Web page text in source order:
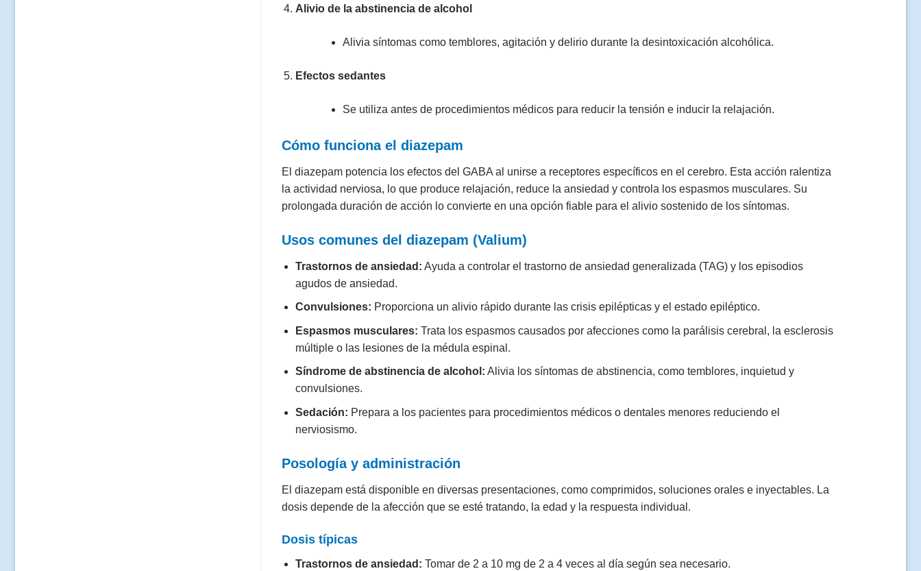
Alivio de la abstinencia de alcohol
Alivia síntomas como temblores, agitación y delirio durante la desintoxicación alcohólica.
Efectos sedantes
Se utiliza antes de procedimientos médicos para reducir la tensión e inducir la relajación.
Cómo funciona el diazepam
El diazepam potencia los efectos del GABA al unirse a receptores específicos en el cerebro. Esta acción ralentiza
la actividad nerviosa, lo que produce relajación, reduce la ansiedad y controla los espasmos musculares. Su
prolongada duración de acción lo convierte en una opción fiable para el alivio sostenido de los síntomas.
Usos comunes del diazepam (Valium)
Trastornos de ansiedad: Ayuda a controlar el trastorno de ansiedad generalizada (TAG) y los episodios
agudos de ansiedad.
Convulsiones: Proporciona un alivio rápido durante las crisis epilépticas y el estado epiléptico.
Espasmos musculares: Trata los espasmos causados por afecciones como la parálisis cerebral, la esclerosis
múltiple o las lesiones de la médula espinal.
Síndrome de abstinencia de alcohol: Alivia los síntomas de abstinencia, como temblores, inquietud y
convulsiones.
Sedación: Prepara a los pacientes para procedimientos médicos o dentales menores reduciendo el
nerviosismo.
Posología y administración
El diazepam está disponible en diversas presentaciones, como comprimidos, soluciones orales e inyectables. La
dosis depende de la afección que se esté tratando, la edad y la respuesta individual.
Dosis típicas
Trastornos de ansiedad: Tomar de 2 a 10 mg de 2 a 4 veces al día según sea necesario.